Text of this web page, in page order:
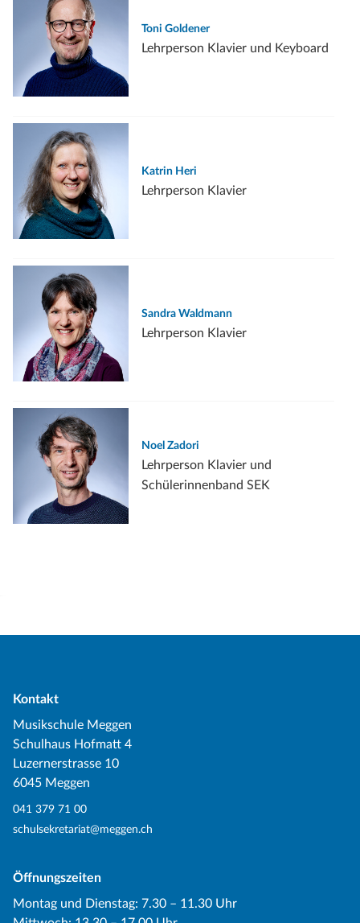
Toni Goldener
Lehrperson Klavier und Keyboard
Katrin Heri
Lehrperson Klavier
Sandra Waldmann
Lehrperson Klavier
Noel Zadori
Lehrperson Klavier und
Schülerinnenband SEK
Kontakt
Musikschule Meggen
Schulhaus Hofmatt 4
Luzernerstrasse 10
6045 Meggen
041 379 71 00
schulsekretariat@meggen.ch
Öffnungszeiten
Montag und Dienstag: 7.30 – 11.30 Uhr